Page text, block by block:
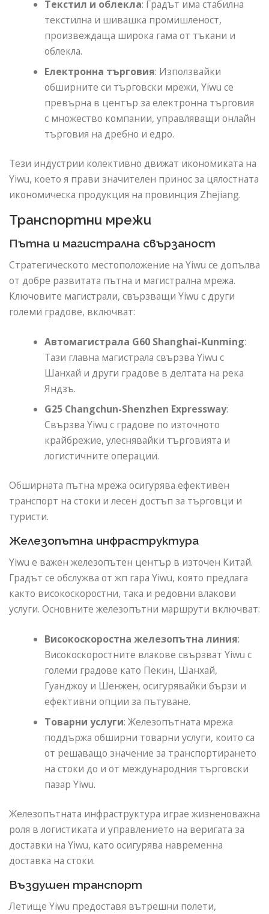
Текстил и облекла: Градът има стабилна
текстилна и шивашка промишленост,
произвеждаща широка гама от тъкани и
облекла.
Електронна търговия: Използвайки
обширните си търговски мрежи, Yiwu се
превърна в център за електронна търговия
с множество компании, управляващи онлайн
търговия на дребно и едро.
Тези индустрии колективно движат икономиката на
Yiwu, което я прави значителен принос за цялостната
икономическа продукция на провинция Zhejiang.
Транспортни мрежи
Пътна и магистрална свързаност
Стратегическото местоположение на Yiwu се допълва
от добре развитата пътна и магистрална мрежа.
Ключовите магистрали, свързващи Yiwu с други
големи градове, включват:
Автомагистрала G60 Shanghai-Kunming:
Тази главна магистрала свързва Yiwu с
Шанхай и други градове в делтата на река
Яндзъ.
G25 Changchun-Shenzhen Expressway:
Свързва Yiwu с градове по източното
крайбрежие, улеснявайки търговията и
логистичните операции.
Обширната пътна мрежа осигурява ефективен
транспорт на стоки и лесен достъп за търговци и
туристи.
Железопътна инфраструктура
Yiwu е важен железопътен център в източен Китай.
Градът се обслужва от жп гара Yiwu, която предлага
както високоскоростни, така и редовни влакови
услуги. Основните железопътни маршрути включват:
Високоскоростна железопътна линия:
Високоскоростните влакове свързват Yiwu с
големи градове като Пекин, Шанхай,
Гуанджоу и Шенжен, осигурявайки бързи и
ефективни опции за пътуване.
Товарни услуги: Железопътната мрежа
поддържа обширни товарни услуги, които са
от решаващо значение за транспортирането
на стоки до и от международния търговски
пазар Yiwu.
Железопътната инфраструктура играе жизненоважна
роля в логистиката и управлението на веригата за
доставки на Yiwu, като осигурява навременна
доставка на стоки.
Въздушен транспорт
Летище Yiwu предоставя вътрешни полети,